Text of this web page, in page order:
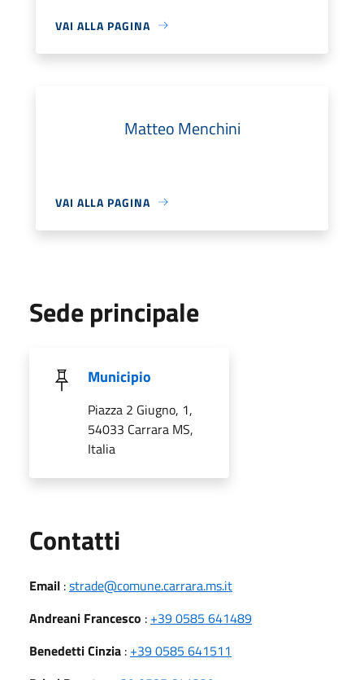
VAI ALLA PAGINA
Matteo Menchini
VAI ALLA PAGINA
Sede principale
Municipio
Piazza 2 Giugno, 1,
54033 Carrara MS,
Italia
Contatti
Email :strade@comune.carrara.ms.it
Andreani Francesco : +39 0585 641489
Benedetti Cinzia : +39 0585 641511